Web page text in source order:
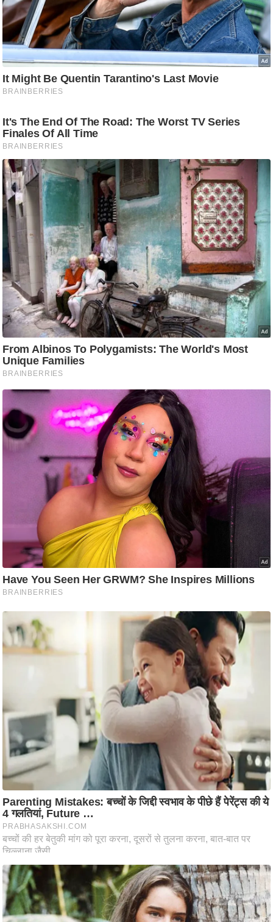
/
फै
श
न
घ
रे
नु
स्खे
प
र्य
ट
न
स्थ
ल
फि
ट
ने
स
मं
त्रा
रि
ले
श
प
ण
स
सा
म
यि
भू
मि
स्तं
भ
ए
म
.
आ
र
.
आ
ई
.